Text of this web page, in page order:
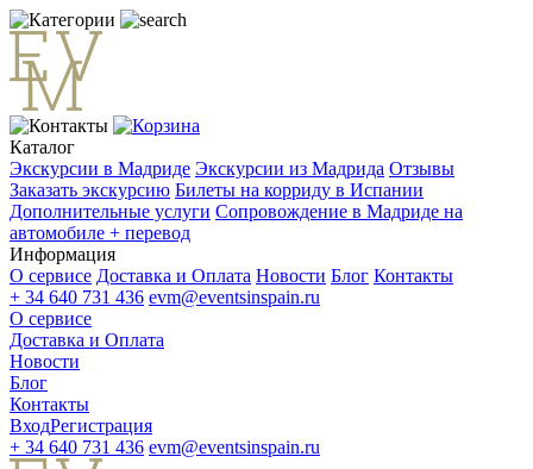
Каталог
Экскурсии в Мадриде Экскурсии из Мадрида Отзывы
Заказать экскурсию Билеты на корриду в Испании
Дополнительные услуги Сопровождение в Мадриде на
автомобиле + перевод
Информация
О сервисе Доставка и Оплата Новости Блог Контакты
+ 34 640 731 436 evm@eventsinspain.ru
О сервисе
Доставка и Оплата
Новости
Блог
Контакты
ВходРегистрация
+ 34 640 731 436 evm@eventsinspain.ru